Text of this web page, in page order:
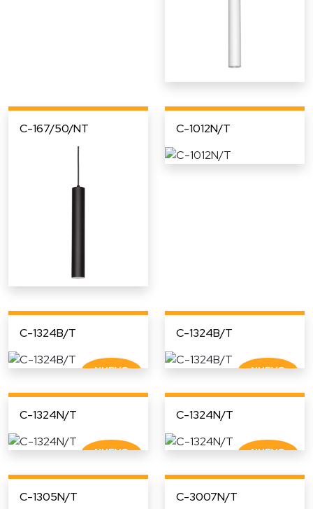
C-167/50/NT C-1012N/T
C-1324B/T C-1324B/T
C-1324N/T C-1324N/T
C-1305N/T C-3007N/T